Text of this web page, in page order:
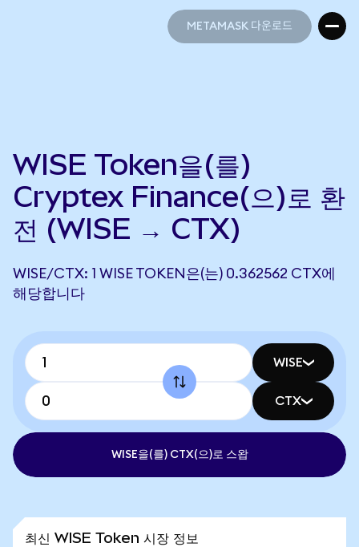
METAMASK 다운로드
WISE Token을(를)
Cryptex Finance(으)로 환
전 (WISE → CTX)
WISE/CTX: 1 WISE TOKEN은(는) 0.362562 CTX에
해당합니다
WISE
CTX
WISE을(를) CTX(으)로 스왑
최신 WISE Token 시장 정보